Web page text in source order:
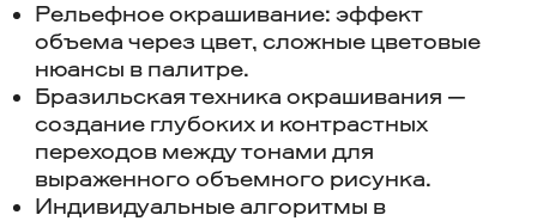
Рельефное окрашивание: эффект
объема через цвет, сложные цветовые
нюансы в палитре.
Бразильская техника окрашивания —
создание глубоких и контрастных
переходов между тонами для
выраженного объемного рисунка.
Индивидуальные алгоритмы в